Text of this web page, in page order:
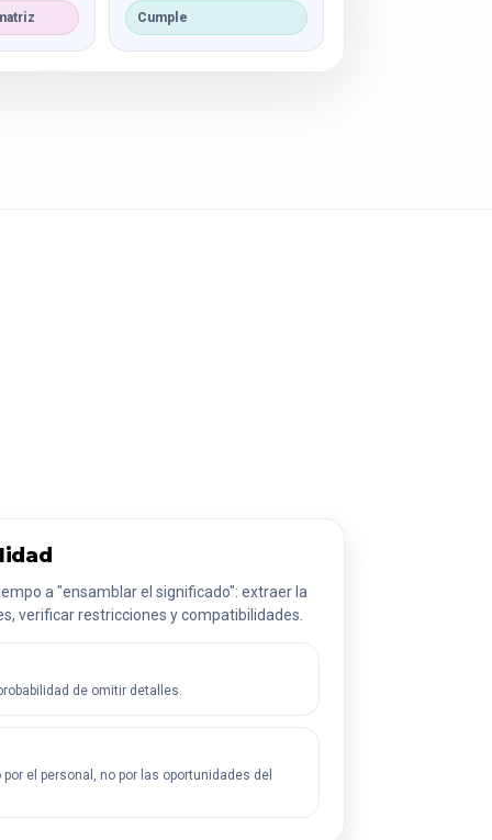
Cumple
a "ensamblar el significado": extraer la
verificar restricciones y compatibilidades.
de omitir detalles.
el personal, no por las oportunidades del